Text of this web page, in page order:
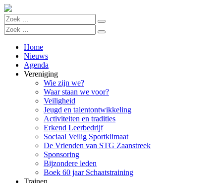
Home
Nieuws
Agenda
Vereniging
Wie zijn we?
Waar staan we voor?
Veiligheid
Jeugd en talentontwikkeling
Activiteiten en tradities
Erkend Leerbedrijf
Sociaal Veilig Sportklimaat
De Vrienden van STG Zaanstreek
Sponsoring
Bijzondere leden
Boek 60 jaar Schaatstraining
Trainen